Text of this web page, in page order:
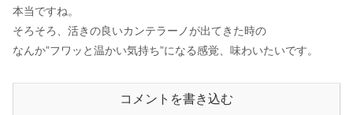
本当ですね。
そろそろ、活きの良いカンテラーノが出てきた時の
なんか”フワッと温かい気持ち”になる感覚、味わいたいです。
コメントを書き込む